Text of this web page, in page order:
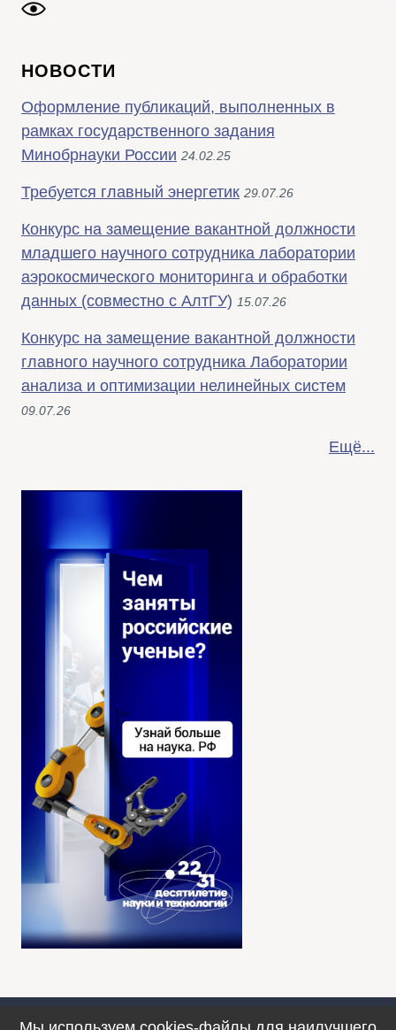
НОВОСТИ
Оформление публикаций, выполненных в
рамках государственного задания
Минобрнауки России 24.02.25
Требуется главный энергетик 29.07.26
Конкурс на замещение вакантной должности
младшего научного сотрудника лаборатории
аэрокосмического мониторинга и обработки
данных (совместно с АлтГУ) 15.07.26
Конкурс на замещение вакантной должности
главного научного сотрудника Лаборатории
анализа и оптимизации нелинейных систем
09.07.26
Ещё...